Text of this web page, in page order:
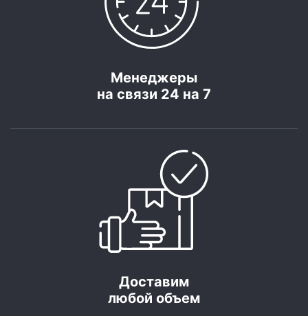
Менеджеры
на связи 24 на 7
Доставим
любой объем